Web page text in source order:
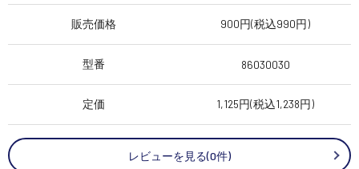
販売価格 900円(税込990円)
型番 86030030
定価 1,125円(税込1,238円)
レビューを見る(0件)